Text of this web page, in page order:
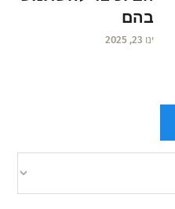
בהם
ינו 23, 2025